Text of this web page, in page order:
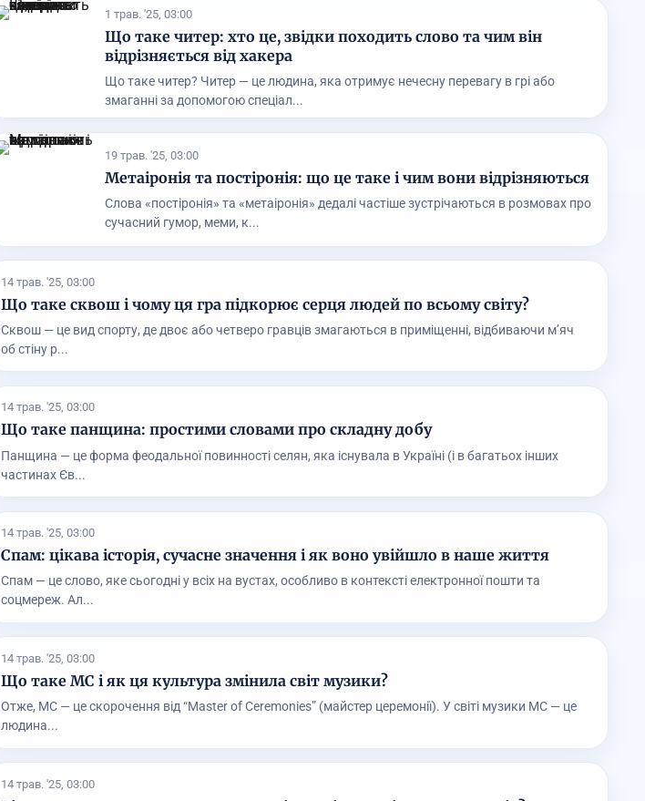
1 трав. '25, 03:00
Що таке читер: хто це, звідки походить слово та чим він
відрізняється від хакера
Що таке читер? Читер — це людина, яка отримує нечесну перевагу в грі або
змаганні за допомогою спеціал...
19 трав. '25, 03:00
Метаіронія та постіронія: що це таке і чим вони відрізняються
Слова «постіронія» та «метаіронія» дедалі частіше зустрічаються в розмовах про
сучасний гумор, меми, к...
14 трав. '25, 03:00
Що таке сквош і чому ця гра підкорює серця людей по всьому світу?
Сквош — це вид спорту, де двоє або четверо гравців змагаються в приміщенні, відбиваючи м’яч
об стіну р...
14 трав. '25, 03:00
Що таке панщина: простими словами про складну добу
Панщина — це форма феодальної повинності селян, яка існувала в Україні (і в багатьох інших
частинах Єв...
14 трав. '25, 03:00
Спам: цікава історія, сучасне значення і як воно увійшло в наше життя
Спам — це слово, яке сьогодні у всіх на вустах, особливо в контексті електронної пошти та
соцмереж. Ал...
14 трав. '25, 03:00
Що таке MC і як ця культура змінила світ музики?
Отже, MC — це скорочення від “Master of Ceremonies” (майстер церемонії). У світі музики MC — це
людина...
14 трав. '25, 03:00